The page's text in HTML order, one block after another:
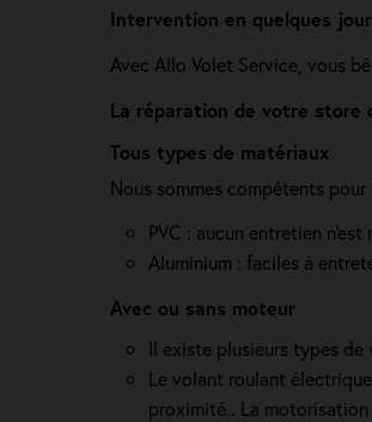
Intervention en quelques
Avec Allo Volet Service, vous
La réparation de votre store
Tous types de matériaux
Nous sommes compétents
PVC : aucun entretien
Aluminium : faciles à
Avec ou sans moteur
Il existe plusieurs types
Le volant roulant
proximité.. La